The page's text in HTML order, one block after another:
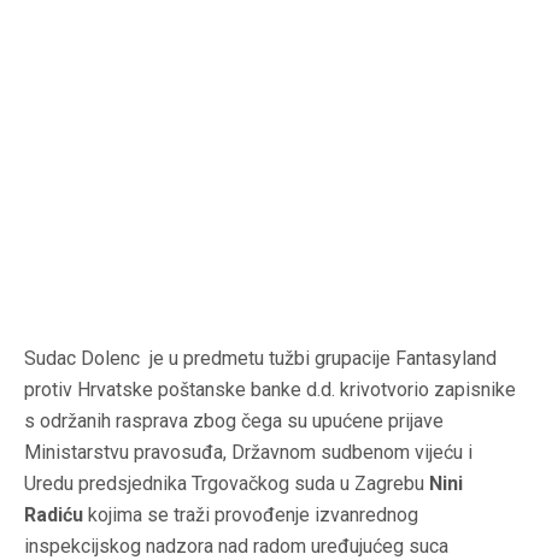
Sudac Dolenc je u predmetu tužbi grupacije Fantasyland
protiv Hrvatske poštanske banke d.d. krivotvorio zapisnike
s održanih rasprava zbog čega su upućene prijave
Ministarstvu pravosuđa, Državnom sudbenom vijeću i
Uredu predsjednika Trgovačkog suda u Zagrebu Nini
Radiću kojima se traži provođenje izvanrednog
inspekcijskog nadzora nad radom uređujućeg suca